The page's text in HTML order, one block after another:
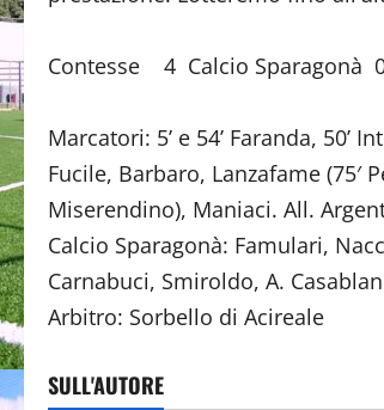
Contesse 4 Calcio Sparagonà
Marcatori: 5’ e 54’ Faranda, 50’
Fucile, Barbaro, Lanzafame (75′
Miserendino), Maniaci. All.
Calcio Sparagonà: Famulari,
Carnabuci, Smiroldo, A.
Arbitro: Sorbello di Acireale
SULL'AUTORE